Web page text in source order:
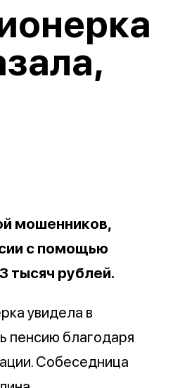
мошенников,
с помощью
тысяч рублей.
увидела в
пенсию благодаря
Собеседница